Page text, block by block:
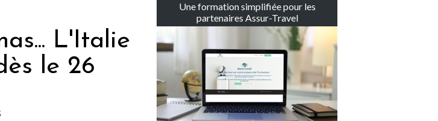
L'Italie
le 26
Une formation simplifiée pour les
partenaires Assur-Travel